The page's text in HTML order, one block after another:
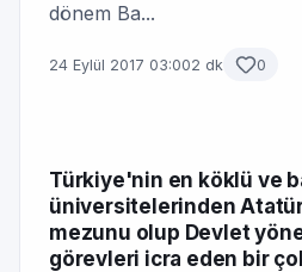
dönem Ba...
24 Eylül 2017 03:002 dk 0
Türkiye'nin en köklü ve
üniversitelerinden
mezunu olup Devlet
görevleri icra eden bir